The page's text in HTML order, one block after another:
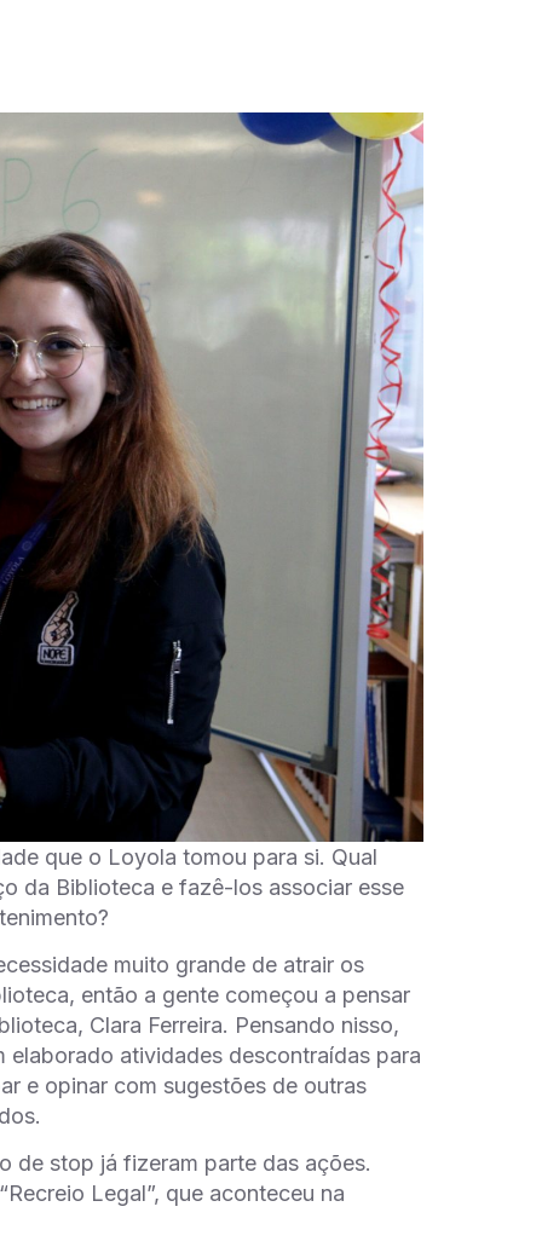
que o Loyola tomou para si. Qual
da Biblioteca e fazê-los associar esse
muito grande de atrair os
então a gente começou a pensar
Clara Ferreira. Pensando nisso,
elaborado atividades descontraídas para
e opinar com sugestões de outras
de stop já fizeram parte das ações.
Legal”, que aconteceu na